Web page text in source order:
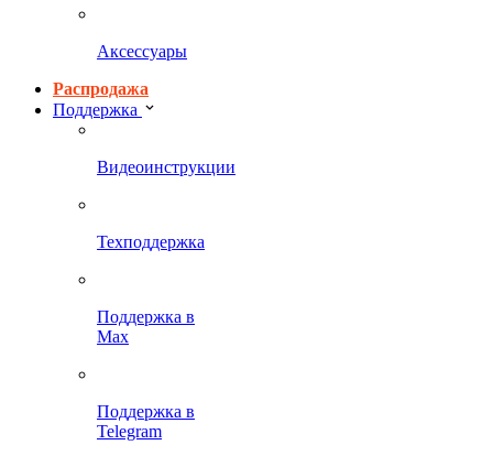
Аксессуары
Распродажа
Поддержка
Видеоинструкции
Техподдержка
Поддержка в
Max
Поддержка в
Telegram